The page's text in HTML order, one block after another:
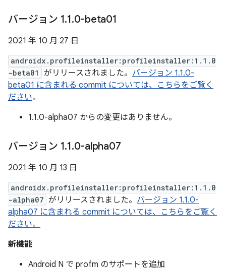
バージョン 1.1.0-beta01
2021 年 10 月 27 日
androidx.profileinstaller:profileinstaller:1.1.0
-beta01
がリリースされました。 バージョン 1.1.0-
beta01 に含まれる commit については、こちらをご覧く
ださい。
1.1.0-alpha07 からの変更はありません。
バージョン 1.1.0-alpha07
2021 年 10 月 13 日
androidx.profileinstaller:profileinstaller:1.1.0
-alpha07 がリリースされました。 バージョン 1.1.0-
alpha07 に含まれる commit については、こちらをご覧く
ださい。
新機能
Android N で profm のサポートを追加